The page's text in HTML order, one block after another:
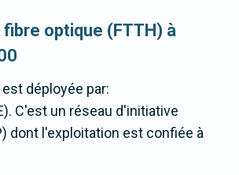
fibre optique (FTTH) à
est déployée par:
C'est un réseau d'initiative
dont l'exploitation est confiée à